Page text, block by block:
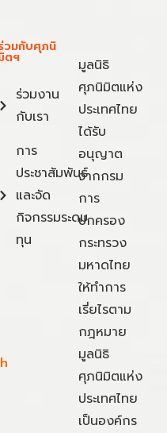
วมกับศุภนิ
ตฯ
ร่วมงาน
กับเรา
การ
ประชาสัมพันธ์
และจัด
กิจกรรมระดม
ทุน
มูลนิธิ
ศุภนิมิตแห่ง
ประเทศไทย
ได้รับ
อนุญาต
จากกรม
การ
ปกครอง
กระทรวง
มหาดไทย
ให้ทำการ
เรี่ยไรตาม
กฎหมาย
มูลนิธิ
ศุภนิมิตแห่ง
ประเทศไทย
เป็นองค์กร